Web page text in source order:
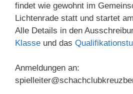
findet wie gewohnt im
Lichtenrade statt und startet
Alle Details in den
Klasse und das
Anmeldungen an: